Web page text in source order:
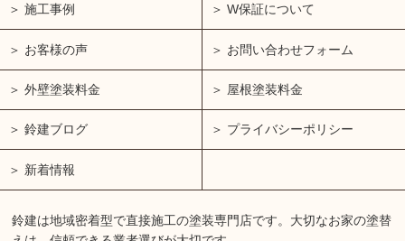
施工事例 W保証について
お客様の声 お問い合わせフォーム
外壁塗装料金 屋根塗装料金
鈴建ブログ プライバシーポリシー
新着情報
鈴建は地域密着型で直接施工の塗装専門店です。大切なお家の塗替